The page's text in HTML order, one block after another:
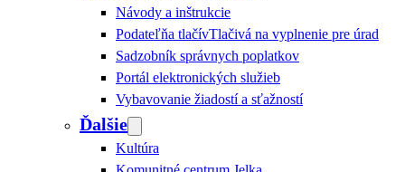
Návody a inštrukcie
Podateľňa tlačívTlačivá na vyplnenie pre úrad
Sadzobník správnych poplatkov
Portál elektronických služieb
Vybavovanie žiadostí a sťažností
Ďalšie
Kultúra